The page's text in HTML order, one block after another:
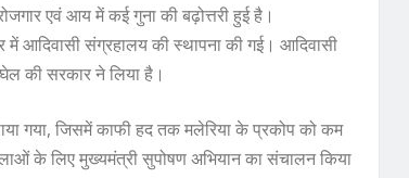
एवं आय में कई गुना की बढ़ोत्तरी हुई है।
संग्रहालय की स्थापना की गई। आदिवासी
की सरकार ने लिया है।
गया, जिसमें काफी हद तक मलेरिया के प्रकोप को कम
के लिए मुख्यमंत्री सुपोषण अभियान का संचालन किया